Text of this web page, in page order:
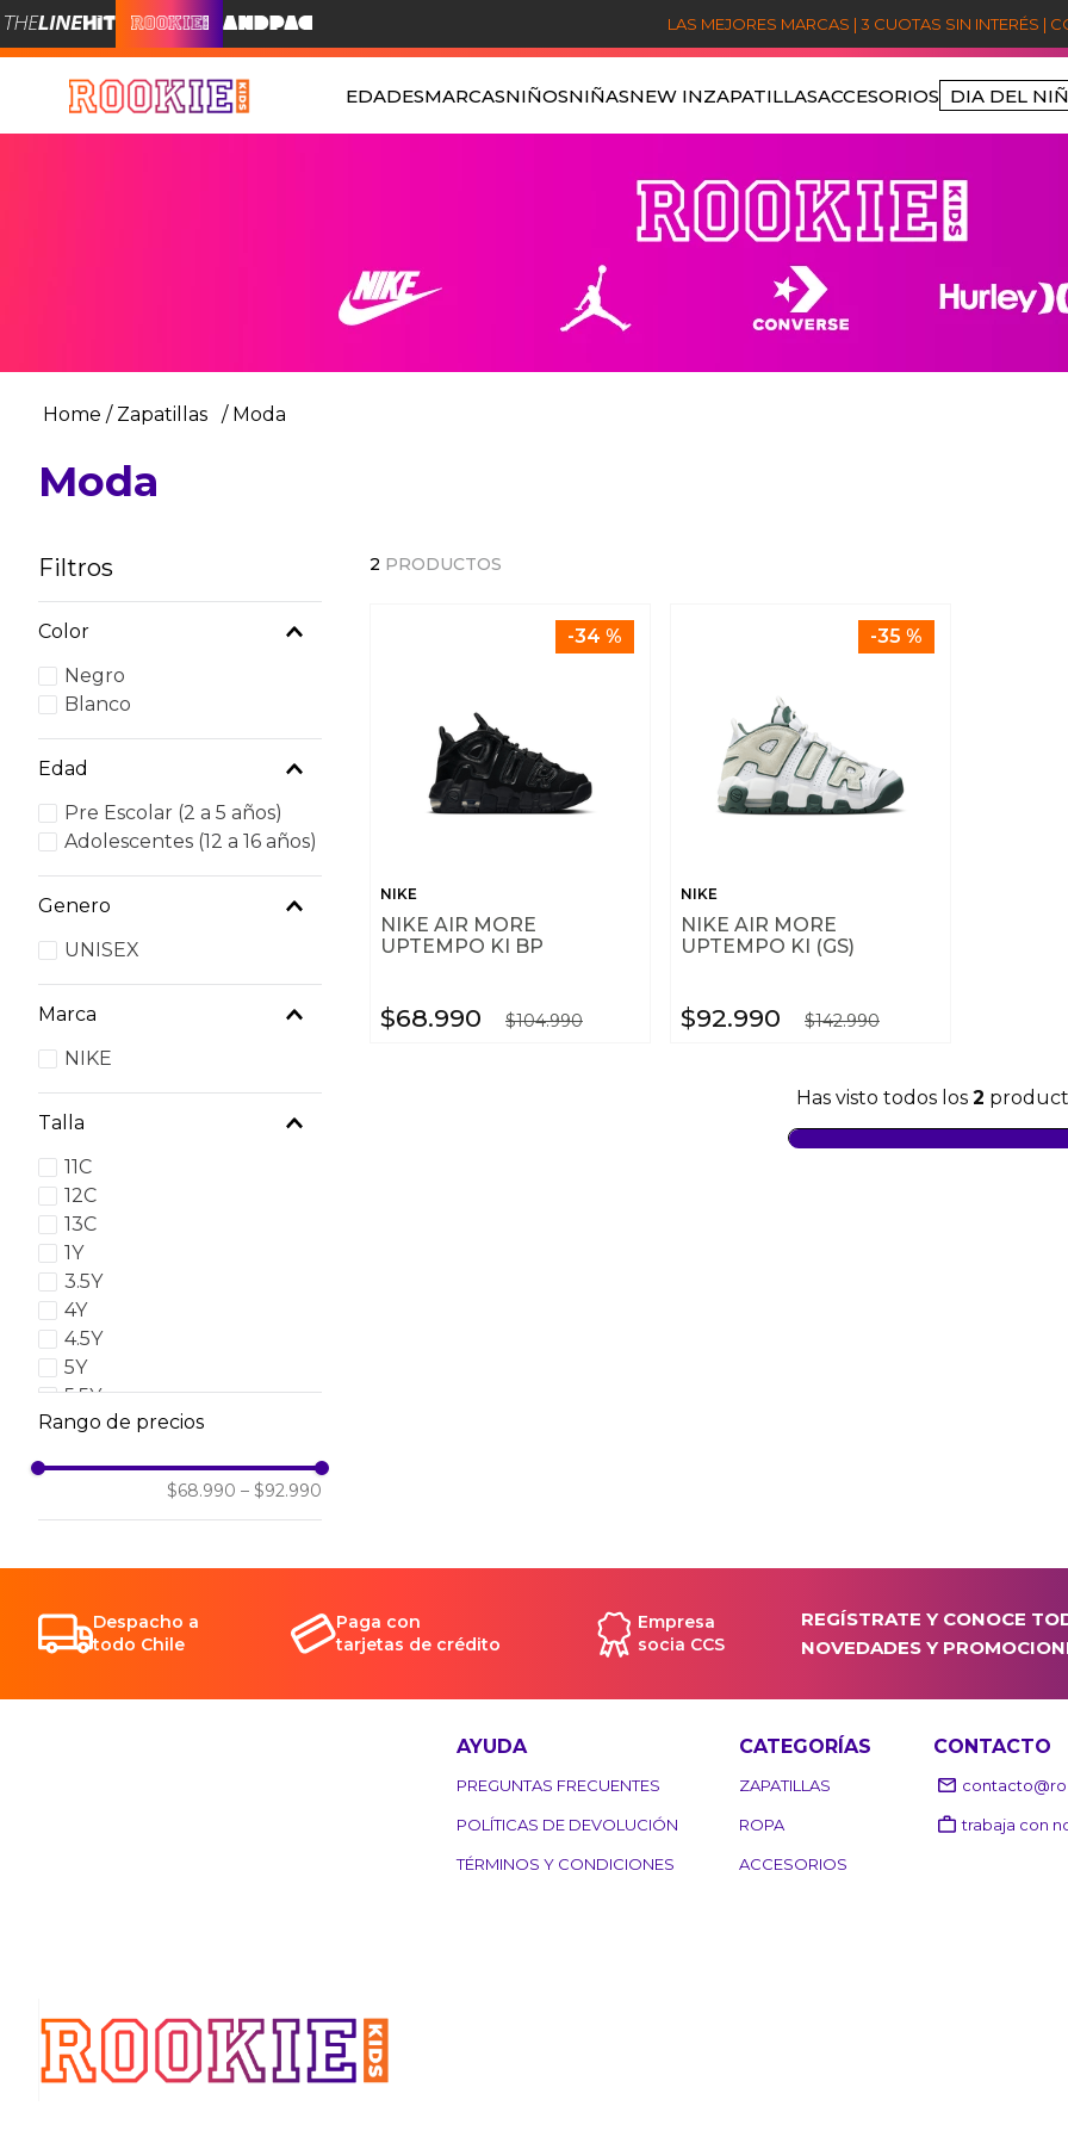
LAS MEJORES MARCAS | 3 CUOTAS SIN INTERÉS |
EDADESMARCASNIÑOSNIÑASNEW INZAPATILLASACCESORIOS DIA DEL
Zapatillas Moda
Moda
Filtros
Color
Negro
Blanco
Edad
Pre Escolar (2 a 5 años)
Adolescentes (12 a 16 años)
Genero
UNISEX
Marca
NIKE
Talla
11C
12C
13C
1Y
3.5Y
4Y
4.5Y
5Y
5.5Y
6Y
Rango de precios
$68.990 – $92.990
2 PRODUCTOS
-34 %
NIKE
NIKE AIR MORE
UPTEMPO KI BP
$68.990 $104.990
-35 %
NIKE
NIKE AIR MORE
UPTEMPO KI (GS)
$92.990 $142.990
Has visto todos los 2
Despacho a
todo Chile
Paga con
tarjetas de crédito
Empresa
socia CCS
REGÍSTRATE Y CONOCE
NOVEDADES Y
AYUDA
PREGUNTAS FRECUENTES
POLÍTICAS DE DEVOLUCIÓN
TÉRMINOS Y CONDICIONES
CATEGORÍAS
ZAPATILLAS
ROPA
ACCESORIOS
CONTACTO
trabaja con
1.
niños
sets
jordan
poleron jordan